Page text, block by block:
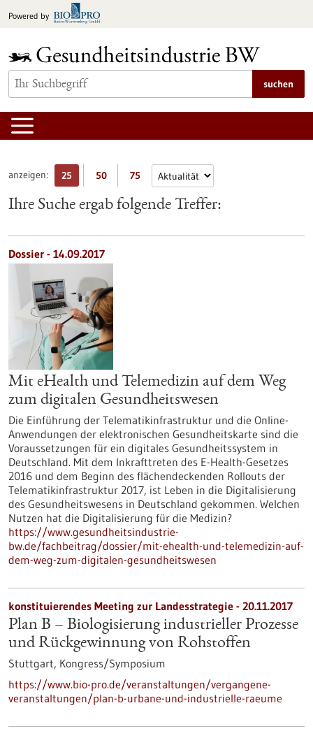
Inhalt
Powered by
suchen
anzeigen: 25 50 75
Ihre Suche ergab folgende Treffer:
Dossier - 14.09.2017
Mit eHealth und Telemedizin auf dem Weg
zum digitalen Gesundheitswesen
Die Einführung der Telematikinfrastruktur und die Online-
Anwendungen der elektronischen Gesundheitskarte sind die
Voraussetzungen für ein digitales Gesundheitssystem in
Deutschland. Mit dem Inkrafttreten des E-Health-Gesetzes
2016 und dem Beginn des flächendeckenden Rollouts der
Telematikinfrastruktur 2017, ist Leben in die Digitalisierung
des Gesundheitswesens in Deutschland gekommen. Welchen
Nutzen hat die Digitalisierung für die Medizin?
https://www.gesundheitsindustrie-
bw.de/fachbeitrag/dossier/mit-ehealth-und-telemedizin-auf-
dem-weg-zum-digitalen-gesundheitswesen
konstituierendes Meeting zur Landesstrategie - 20.11.2017
Plan B – Biologisierung industrieller Prozesse
und Rückgewinnung von Rohstoffen
Stuttgart, Kongress/Symposium
https://www.bio-pro.de/veranstaltungen/vergangene-
veranstaltungen/plan-b-urbane-und-industrielle-raeume